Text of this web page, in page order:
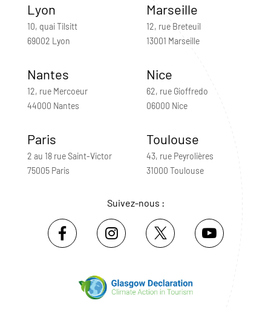
Lyon
10, quai Tilsitt
69002 Lyon
Marseille
12, rue Breteuil
13001 Marseille
Nantes
12, rue Mercoeur
44000 Nantes
Nice
62, rue Gioffredo
06000 Nice
Paris
2 au 18 rue Saint-Victor
75005 Paris
Toulouse
43, rue Peyrolières
31000 Toulouse
Suivez-nous :